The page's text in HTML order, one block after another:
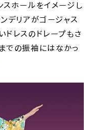
スホールをイメージし
デリアがゴージャス
ドレスのドレープもさ
での振袖にはなかっ